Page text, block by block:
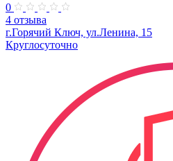
0
4 отзыва
г.Горячий Ключ, ул.Ленина, 15
Круглосуточно